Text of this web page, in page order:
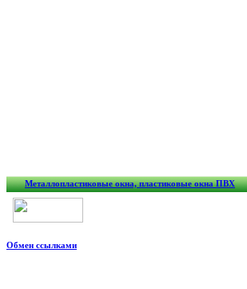
Металлопластиковые окна, пластиковые окна ПВХ
Обмен ссылками